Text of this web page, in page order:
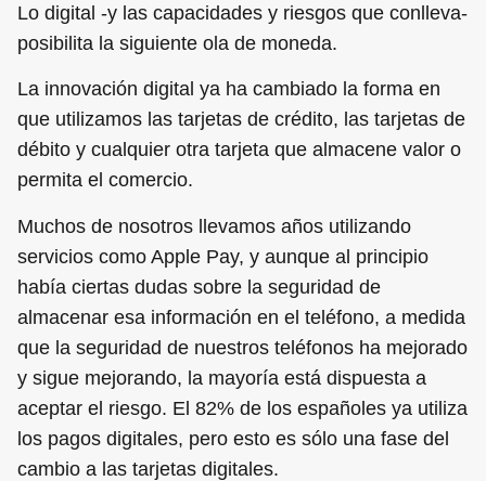
Lo digital -y las capacidades y riesgos que conlleva-
posibilita la siguiente ola de moneda.
La innovación digital ya ha cambiado la forma en
que utilizamos las tarjetas de crédito, las tarjetas de
débito y cualquier otra tarjeta que almacene valor o
permita el comercio.
Muchos de nosotros llevamos años utilizando
servicios como Apple Pay, y aunque al principio
había ciertas dudas sobre la seguridad de
almacenar esa información en el teléfono, a medida
que la seguridad de nuestros teléfonos ha mejorado
y sigue mejorando, la mayoría está dispuesta a
aceptar el riesgo. El 82% de los españoles ya utiliza
los pagos digitales, pero esto es sólo una fase del
cambio a las tarjetas digitales.